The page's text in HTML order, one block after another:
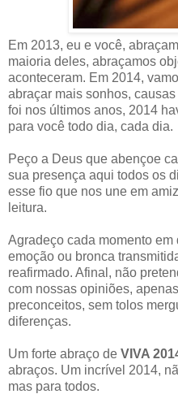
Em 2013, eu e você,
maioria deles, abraçamos
aconteceram. Em 2014,
abraçar mais sonhos,
foi nos últimos anos, 2014
para você todo dia, cada dia.
Peço a Deus que abençoe
sua presença aqui todos os
esse fio que nos une em
leitura.
Agradeço cada momento
emoção ou bronca
reafirmado. Afinal, não
com nossas opiniões,
preconceitos, sem tolos
diferenças.
Um forte abraço de VIVA
abraços. Um incrível 2014,
mas para todos.